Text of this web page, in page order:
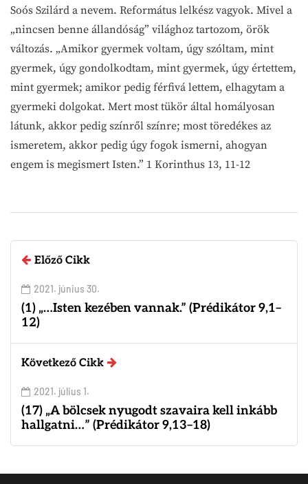
Soós Szilárd a nevem. Református lelkész vagyok. Mivel a
„nincsen benne állandóság” világhoz tartozom, örök
változás. „Amikor gyermek voltam, úgy szóltam, mint
gyermek, úgy gondolkodtam, mint gyermek, úgy értettem,
mint gyermek; amikor pedig férfivá lettem, elhagytam a
gyermeki dolgokat. Mert most tükör által homályosan
látunk, akkor pedig színről színre; most töredékes az
ismeretem, akkor pedig úgy fogok ismerni, ahogyan
engem is megismert Isten.” 1 Korinthus 13, 11-12
Előző Cikk
2021. június 30.
(1) „…Isten kezében vannak.” (Prédikátor 9,1–
12)
Következő Cikk
2021. július 1.
(17) „A bölcsek nyugodt szavaira kell inkább
hallgatni…” (Prédikátor 9,13–18)